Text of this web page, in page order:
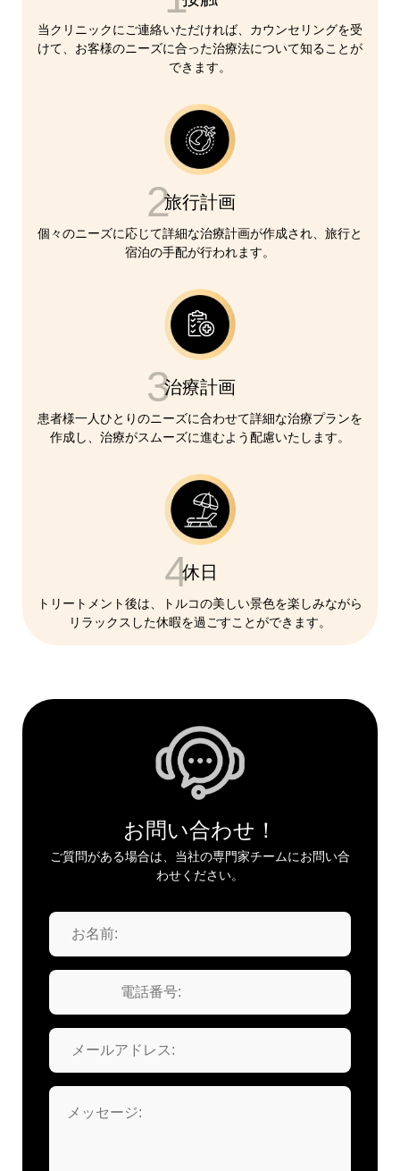
当クリニックにご連絡いただければ、カウンセリングを受
けて、お客様のニーズに合った治療法について知ることが
できます。
2旅行計画
個々のニーズに応じて詳細な治療計画が作成され、旅行と
宿泊の手配が行われます。
3治療計画
患者様一人ひとりのニーズに合わせて詳細な治療プランを
作成し、治療がスムーズに進むよう配慮いたします。
4休日
トリートメント後は、トルコの美しい景色を楽しみながら
リラックスした休暇を過ごすことができます。
お問い合わせ！
ご質問がある場合は、当社の専門家チームにお問い合
わせください。